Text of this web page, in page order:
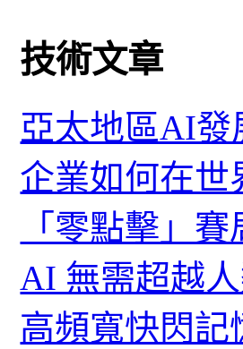
技術文章
亞太地區AI發
企業如何在
「零點擊」賽
AI 無需超越
高頻寬快閃